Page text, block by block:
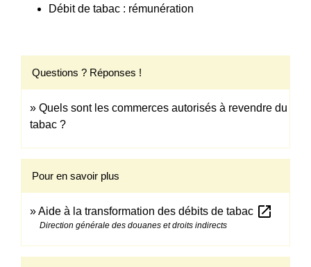
Débit de tabac : rémunération
Questions ? Réponses !
Quels sont les commerces autorisés à revendre du
tabac ?
Pour en savoir plus
Aide à la transformation des débits de tabac open_in_new
Direction générale des douanes et droits indirects